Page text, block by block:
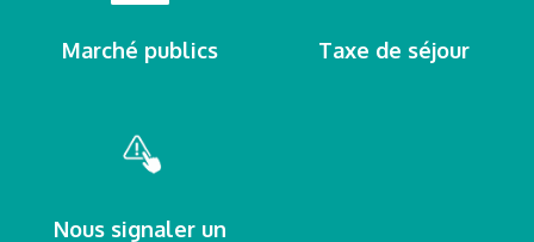
Marché publics Taxe de séjour
Nous signaler un